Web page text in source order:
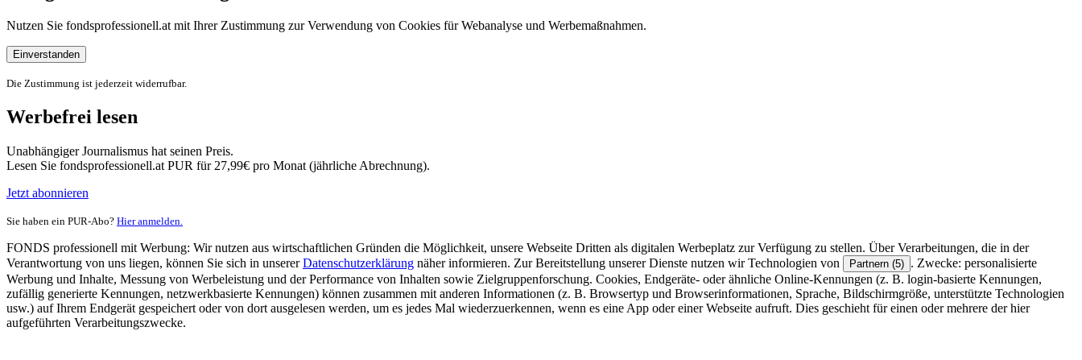
Nutzen Sie fondsprofessionell.at mit Ihrer Zustimmung zur Verwendung von Cookies für Webanalyse und Werbemaßnahmen.
Einverstanden
Die Zustimmung ist jederzeit widerrufbar.
Werbefrei lesen
Unabhängiger Journalismus hat seinen Preis.
Lesen Sie fondsprofessionell.at PUR für 27,99€ pro Monat (jährliche Abrechnung).
Jetzt abonnieren
Sie haben ein PUR-Abo? Hier anmelden.
FONDS professionell mit Werbung: Wir nutzen aus wirtschaftlichen Gründen die Möglichkeit, unsere Webseite Dritten als digitalen Werbeplatz zur Verfügung zu stellen. Über Verarbeitungen, die in der
Verantwortung von uns liegen, können Sie sich in unsererDatenschutzerklärung näher informieren. Zur Bereitstellung unserer Dienste nutzen wir Technologien von Partnern (5) . Zwecke: personalisierte
Werbung und Inhalte, Messung von Werbeleistung und der Performance von Inhalten sowie Zielgruppenforschung. Cookies, Endgeräte- oder ähnliche Online-Kennungen (z. B. login-basierte Kennungen,
zufällig generierte Kennungen, netzwerkbasierte Kennungen) können zusammen mit anderen Informationen (z. B. Browsertyp und Browserinformationen, Sprache, Bildschirmgröße, unterstützte Technologien
usw.) auf Ihrem Endgerät gespeichert oder von dort ausgelesen werden, um es jedes Mal wiederzuerkennen, wenn es eine App oder einer Webseite aufruft. Dies geschieht für einen oder mehrere der hier
aufgeführten Verarbeitungszwecke.